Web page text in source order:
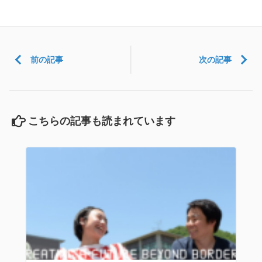
前の記事 次の記事
こちらの記事も読まれています